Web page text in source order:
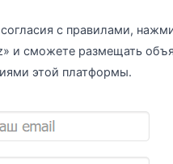
с правилами,
и сможете размещать
этой платформы.